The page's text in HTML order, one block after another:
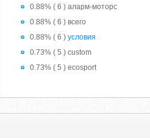
0.88% ( 6 ) аларм-моторс
0.88% ( 6 ) всего
0.88% ( 6 ) условия
0.73% ( 5 ) custom
0.73% ( 5 ) ecosport